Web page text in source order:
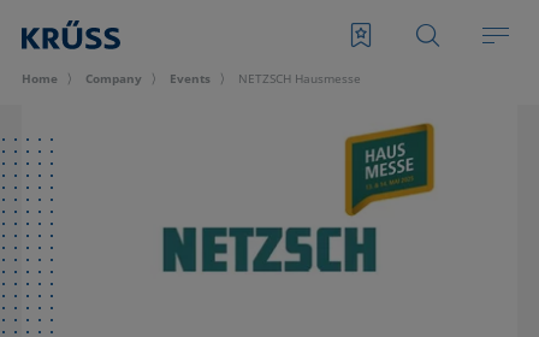
Home Company Events NETZSCH Hausmesse